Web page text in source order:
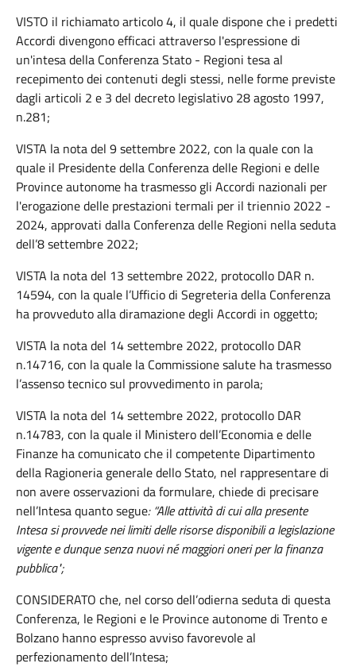
VISTO il richiamato articolo 4, il quale dispone che i predetti
Accordi divengono efficaci attraverso l'espressione di
un'intesa della Conferenza Stato - Regioni tesa al
recepimento dei contenuti degli stessi, nelle forme previste
dagli articoli 2 e 3 del decreto legislativo 28 agosto 1997,
n.281;
VISTA la nota del 9 settembre 2022, con la quale con la
quale il Presidente della Conferenza delle Regioni e delle
Province autonome ha trasmesso gli Accordi nazionali per
l'erogazione delle prestazioni termali per il triennio 2022 -
2024, approvati dalla Conferenza delle Regioni nella seduta
dell’8 settembre 2022;
VISTA la nota del 13 settembre 2022, protocollo DAR n.
14594, con la quale l’Ufficio di Segreteria della Conferenza
ha provveduto alla diramazione degli Accordi in oggetto;
VISTA la nota del 14 settembre 2022, protocollo DAR
n.14716, con la quale la Commissione salute ha trasmesso
l’assenso tecnico sul provvedimento in parola;
VISTA la nota del 14 settembre 2022, protocollo DAR
n.14783, con la quale il Ministero dell’Economia e delle
Finanze ha comunicato che il competente Dipartimento
della Ragioneria generale dello Stato, nel rappresentare di
non avere osservazioni da formulare, chiede di precisare
nell’Intesa quanto segue: “Alle attività di cui alla presente
Intesa si provvede nei limiti delle risorse disponibili a legislazione
vigente e dunque senza nuovi né maggiori oneri per la finanza
pubblica";
CONSIDERATO che, nel corso dell’odierna seduta di questa
Conferenza, le Regioni e le Province autonome di Trento e
Bolzano hanno espresso avviso favorevole al
perfezionamento dell’Intesa;